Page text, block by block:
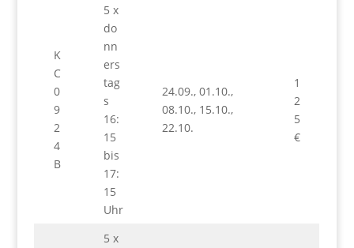
K
C
0
9
2
4
B
5 x
do
nn
ers
tag
s
16:
15
bis
17:
15
Uhr
24.09., 01.10.,
08.10., 15.10.,
22.10.
1
2
5
€
5 x